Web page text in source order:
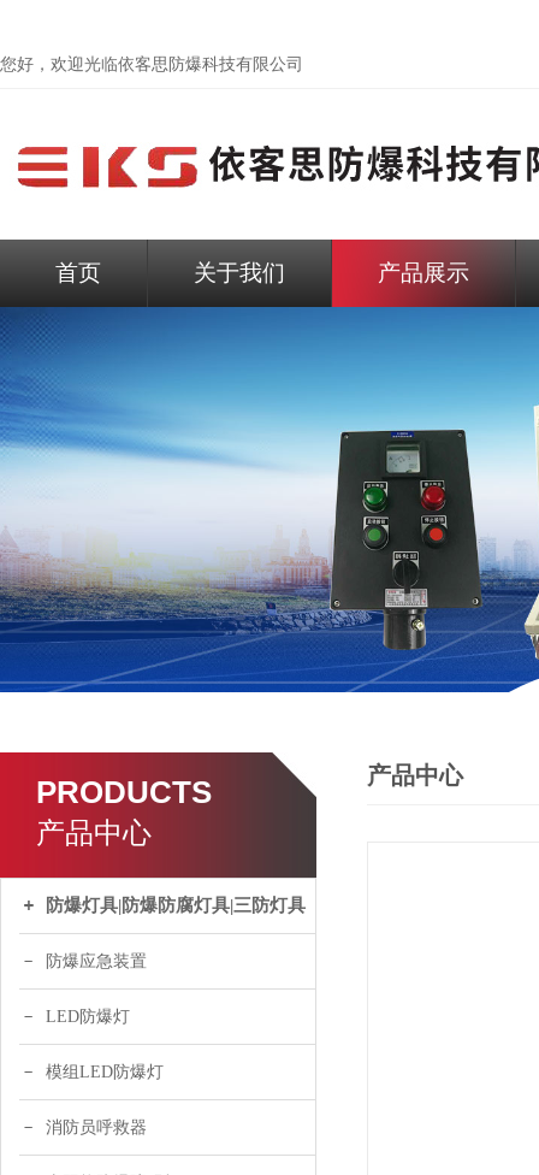
您好，欢迎光临依客思防爆科技有限公司
首页 关于我们 产品展示
PRODUCTS
产品中心
防爆灯具|防爆防腐灯具|三防灯具
防爆应急装置
LED防爆灯
模组LED防爆灯
消防员呼救器
产品中心